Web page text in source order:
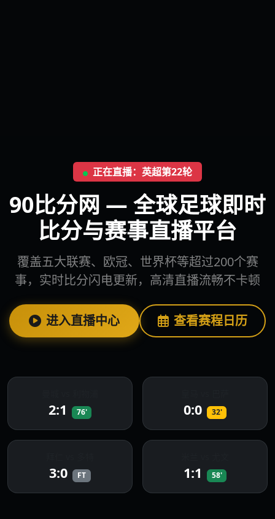
正在直播：英超第22轮
90比分网 — 全球足球即时
比分与赛事直播平台
覆盖五大联赛、欧冠、世界杯等超过200个赛
事，实时比分闪电更新，高清直播流畅不卡顿
进入直播中心 查看赛程日历
2:1 76' 0:0 32'
3:0 FT 1:1 58'